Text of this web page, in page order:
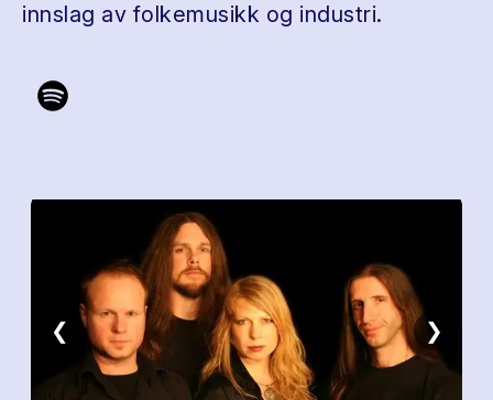
innslag av folkemusikk og industri.
❮ ❯